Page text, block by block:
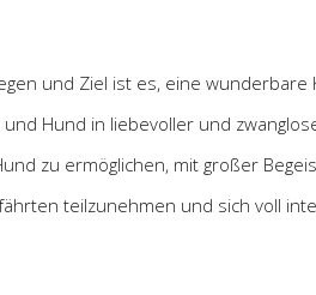
und Ziel ist es, eine wunderbare
Hund in liebevoller und
zu ermöglichen, mit großer
teilzunehmen und sich voll